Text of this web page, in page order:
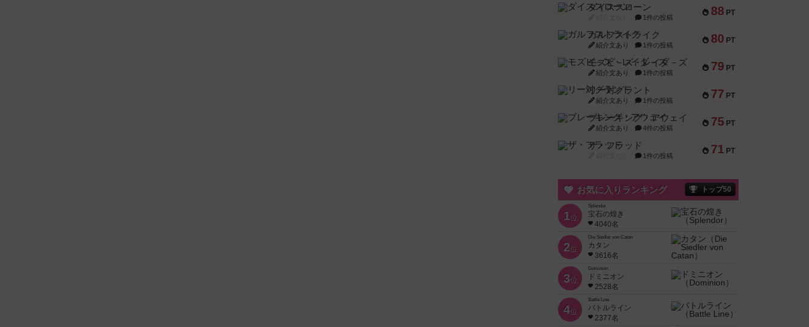
88 PT
ダイススローン
1件の投稿
80 PT
ガルフストライク
紹介文あり 1件の投稿
79 PT
モズビ－ズ・レイダ－ズ
紹介文あり 1件の投稿
77 PT
リー対グラント
紹介文あり 1件の投稿
75 PT
ブレーキング・アウェイ
紹介文あり 4件の投稿
71 PT
ザ・フラッド
1件の投稿
お気に入りランキング トップ50
1位
Splendor
宝石の煌き
4040名
2位
Die Siedler von Catan
カタン
3616名
3位
Dominion
ドミニオン
2528名
4位
Battle Line
バトルライン
2377名